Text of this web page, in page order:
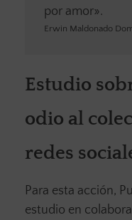
por amor».
Erwin Maldonado
Estudio
odio al
redes
Para esta acción,
estudio en